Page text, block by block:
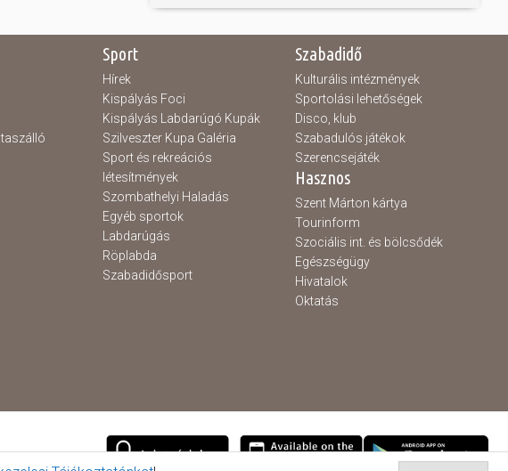
Sport
Hírek
Kispályás Foci
Kispályás Labdarúgó Kupák
Szilveszter Kupa Galéria
Sport és rekreációs
létesítmények
Szombathelyi Haladás
Egyéb sportok
Labdarúgás
Röplabda
Szabadidősport
Szabadidő
Kulturális intézmények
Sportolási lehetőségek
Disco, klub
Szabadulós játékok
Szerencsejáték
Hasznos
Szent Márton kártya
Tourinform
Szociális int. és bölcsődék
Egészségügy
Hivatalok
Oktatás